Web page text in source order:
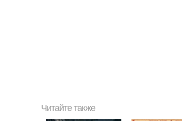
Читайте также